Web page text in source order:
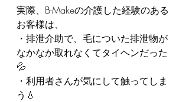
実際、B-Makeの介護した経験のある
お客様は、
・排泄介助で、毛についた排泄物が
なかなか取れなくてタイヘンだった
💦
・利用者さんが気にして触ってしま
う💧